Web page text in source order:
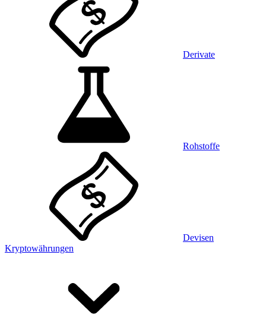
Derivate
Rohstoffe
Devisen
Kryptowährungen